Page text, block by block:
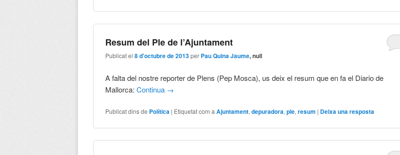
Resum del Ple de l’Ajuntament
Publicat el8 d'octubre de 2013per Pau Quina Jaume, null
A falta del nostre reporter de Plens (Pep Mosca), us deix el resum que en fa el Diario de
Mallorca:Continua →
Publicat dins de Política | Etiquetat com a Ajuntament,depuradora,ple,resum | Deixa una resposta